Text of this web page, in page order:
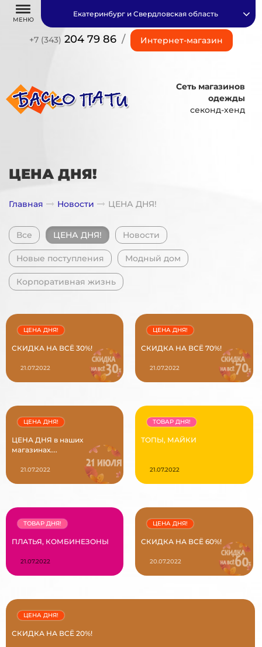
МЕНЮ
+7 (343) 204 79 86 / Интернет-магазин
Екатеринбург и Свердловская область
Сеть магазинов
одежды
секонд-хенд
ЦЕНА ДНЯ!
Главная Новости ЦЕНА ДНЯ!
Все ЦЕНА ДНЯ! Новости
Новые поступления Модный дом
Корпоративная жизнь
СКИДКА НА ВСЁ 30%!
ЦЕНА ДНЯ!
21.07.2022
СКИДКА НА ВСЁ 70%!
ЦЕНА ДНЯ!
21.07.2022
ЦЕНА ДНЯ в наших
магазинах....
ЦЕНА ДНЯ!
21.07.2022
ТОПЫ, МАЙКИ
ТОВАР ДНЯ!
21.07.2022
ПЛАТЬЯ, КОМБИНЕЗОНЫ
ТОВАР ДНЯ!
21.07.2022
СКИДКА НА ВСЁ 60%!
ЦЕНА ДНЯ!
20.07.2022
СКИДКА НА ВСЁ 20%!
ЦЕНА ДНЯ!